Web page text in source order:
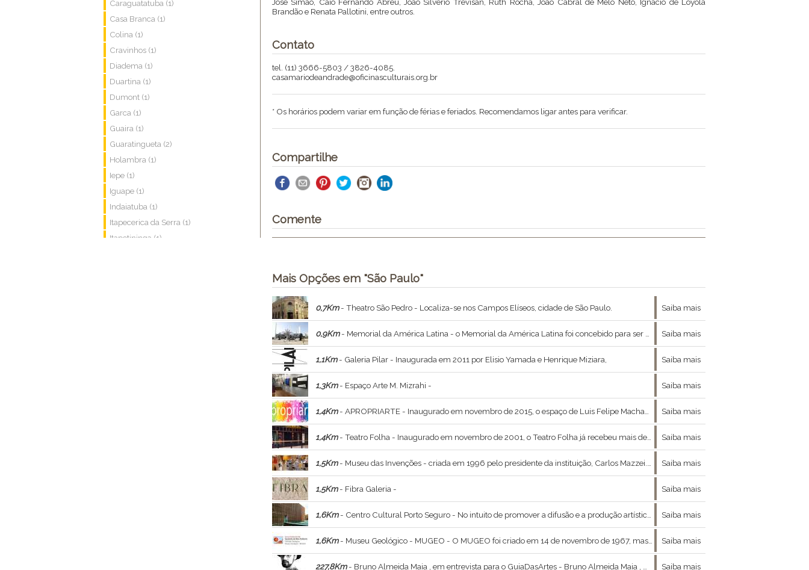
Caraguatatuba (1)
Casa Branca (1)
Colina (1)
Cravinhos (1)
Diadema (1)
Duartina (1)
Dumont (1)
Garca (1)
Guaira (1)
Guaratingueta (2)
Holambra (1)
Iepe (1)
Iguape (1)
Indaiatuba (1)
Itapecerica da Serra (1)
Itapetininga (1)
Brandão e Renata Pallotini, entre outros.
Contato
tel. (11) 3666-5803 / 3826-4085.
casamariodeandrade@oficinasculturais.org.br
* Os horários podem variar em função de férias e feriados. Recomendamos ligar antes para verificar.
Compartilhe
Comente
Mais Opções em "São Paulo"
0,7Km- Theatro São Pedro - Localiza-se nos Campos Elíseos, cidade de São Paulo. Saiba mais
0,9Km- Memorial da América Latina - o Memorial da América Latina foi concebido para ser um espaço de integração e informação dos países latino- americanos, de suas raízes e culturas, e acolhe, também, a sede do Parlamento Latino-Americano - Parlatino. Saiba mais
1,1Km- Galeria Pilar - Inaugurada em 2011 por Elisio Yamada e Henrique Miziara, Saiba mais
1,3Km- Espaço Arte M. Mizrahi - Saiba mais
1,4Km- APROPRIARTE - Inaugurado em novembro de 2015, o espaço de Luis Felipe Machado Dib realiza cursos variados de artes plásticas (desenho, gravura, pintura, modelagem, história da arte), música (violão e guitarra com João Nepomuceno e DJ com Ralph74), língua espanhola (Rau Saiba mais
1,4Km- Teatro Folha - Inaugurado em novembro de 2001, o Teatro Folha já recebeu mais de 2 milhões de espectadores. Saiba mais
1,5Km- Museu das Invenções - criada em 1996 pelo presidente da instituição, Carlos Mazzei. Reúne um acervo com mais de 500 invenções diferentes como um piano dobrável, Saiba mais
1,5Km- Fibra Galeria - Saiba mais
1,6Km- Centro Cultural Porto Seguro - No intuito de promover a difusão e a produção artísticas, o Espaço Cultural Porto Seguro se constitui de maneira multidisciplinar. Saiba mais
1,6Km- Museu Geológico - MUGEO - O MUGEO foi criado em 14 de novembro de 1967, mas parte de seu acervo originou-se na Comissão Geográfica e Geológica - Saiba mais
227,8Km- Bruno Almeida Maia , em entrevista para o GuiaDasArtes - Bruno Almeida Maia , ministrante do curso Constelações Visionárias , a relação entre moda , arte e filosofia nos concedeu a ótima entrevista que se segue : Saiba mais